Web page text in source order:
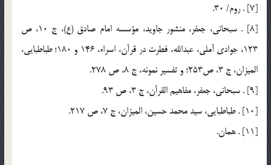
[7] . روم/ 30.
[8] . سبحاني، جعفر، ‌منشور جاويد، مؤسسه امام صادق (ع)، ج 10، ص
123، جوادي آملي، عبدالله، فطرت در قرآن، اسراء، 146 و 180؛ طباطبايي،
الميزان، ج 3، ص253‌؛ و تفسير نمونه، ج 8، ص 278.
[9] . سبحاني، جعفر، مفاهيم القرآن، ج 3، ص 93.
[10] . طباطبايي، سيد محمد حسين، الميزان، ج 7، ص 217.
[11] . همان.